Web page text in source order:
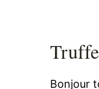
Bonjour